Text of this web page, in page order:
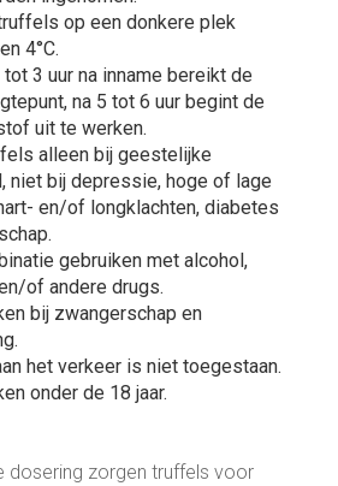
op een donkere plek
4°C.
3 uur na inname bereikt de
na 5 tot 6 uur begint de
uit te werken.
alleen bij geestelijke
niet bij depressie, hoge of lage
en/of longklachten, diabetes
gebruiken met alcohol,
of andere drugs.
bij zwangerschap en
het verkeer is niet toegestaan.
onder de 18 jaar.
dosering zorgen truffels voor